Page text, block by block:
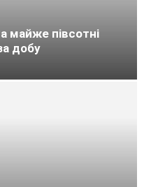
майже півсотні
добу